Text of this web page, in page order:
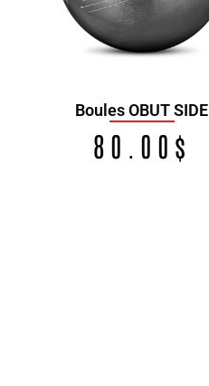
Boules OBUT SIDE
80.00 $